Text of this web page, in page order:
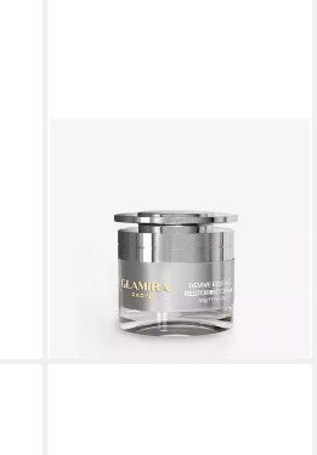
dir
Creme Packung, 1-tlg., 50g
29,67 €
(59,34 €/ 100 g)
lieferbar - in 2-3 Werktagen bei dir